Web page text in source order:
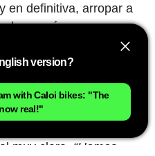
en definitiva, arropar a
haya más
máximo. Unido a ellos,
de desarrollo de
que se encargará de
Factory.
muy clara. “Hemos
version?
with Caloi bikes: "The
real!"